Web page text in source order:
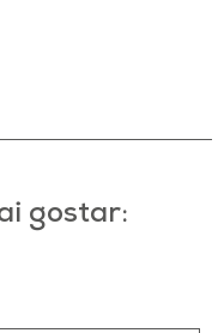
gostar: